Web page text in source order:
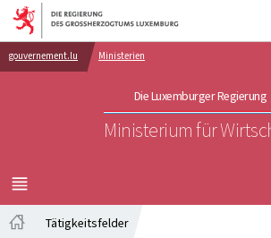
Zur Hauptnavigation
Zum Inhalt
gouvernement.lu Ministerien
Die Luxemburger Regierung
Ministerium für
MENÜ
HAUPT-
Tätigkeitsfelder